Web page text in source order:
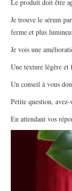
Le produit doit être
Je trouve le sérum
ferme et plus
Je vois une
Une texture légère et
Un conseil à vous
Petite question,
En attendant vos